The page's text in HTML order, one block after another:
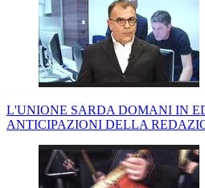
L'UNIONE SARDA DOMANI IN
ANTICIPAZIONI DELLA